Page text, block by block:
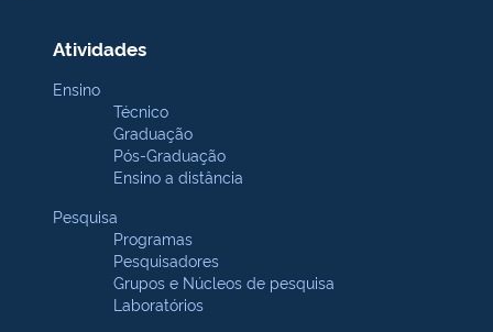
Atividades
Ensino
Técnico
Graduação
Pós-Graduação
Ensino a distância
Pesquisa
Programas
Pesquisadores
Grupos e Núcleos de pesquisa
Laboratórios